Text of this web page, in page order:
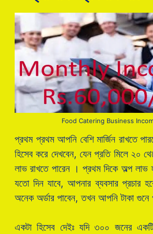
Food Catering Business
প্রথম প্রথম আপনি বেশি মার্জিন রাখতে
হিসেব করে দেখবেন, যেন প্রতি মিলে ২০
লাভ রাখতে পারেন । প্রথম দিকে অল্প লাভ
যতো দিন যাবে, আপনার ব্যবসার প্রচার
অনেক অর্ডার পাবেন, তখন আপনি টাকা গুনে
একটা হিসেব দেইঃ যদি ৩০০ জনের